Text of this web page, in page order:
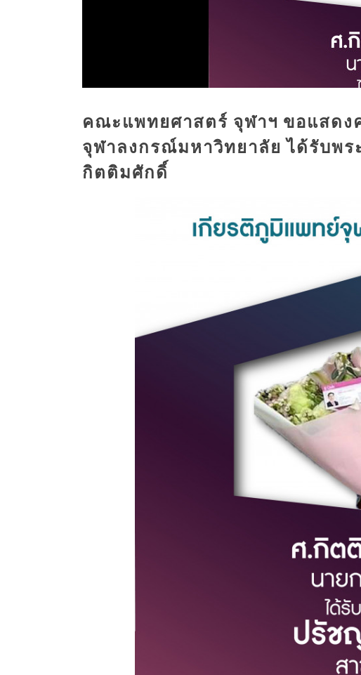
คณะแพทยศาสตร์ จุฬาฯ ขอแสด
จุฬาลงกรณ์มหาวิทยาลัย ได้รับ
กิตติมศักดิ์